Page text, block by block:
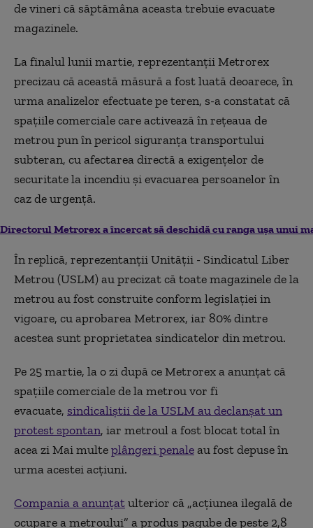
de vineri că săptămâna aceasta trebuie evacuate
magazinele.
La finalul lunii martie, reprezentanţii Metrorex
precizau că această măsură a fost luată deoarece, în
urma analizelor efectuate pe teren, s-a constatat că
spaţiile comerciale care activează în reţeaua de
metrou pun în pericol siguranţa transportului
subteran, cu afectarea directă a exigenţelor de
securitate la incendiu şi evacuarea persoanelor în
caz de urgenţă.
Metrorex a încercat să deschidă cu ranga ușa unui
În replică, reprezentanţii Unităţii - Sindicatul Liber
Metrou (USLM) au precizat că toate magazinele de la
metrou au fost construite conform legislaţiei in
vigoare, cu aprobarea Metrorex, iar 80% dintre
acestea sunt proprietatea sindicatelor din metrou.
Pe 25 martie, la o zi după ce Metrorex a anunțat că
spațiile comerciale de la metrou vor fi
evacuate, sindicaliștii de la USLM au declanșat un
protest spontan, iar metroul a fost blocat total în
acea zi Mai multeplângeri penaleau fost depuse în
urma acestei acțiuni.
Compania a anunțatulterior că „acțiunea ilegală de
ocupare a metroului” a produs pagube de peste 2,8